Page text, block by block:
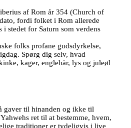
af Rom år 354 (Church of
fordi folket i Rom allerede
stedet for Saturn som verdens
folks profane gudsdyrkelse,
Spørg dig selv, hvad
kager, englehår, lys og juleøl
gaver til hinanden og ikke til
ret til at bestemme, hvem,
traditioner er tydeligvis i live